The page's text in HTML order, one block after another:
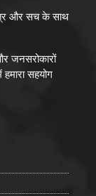
और सच के साथ
जनसरोकारों
सहयोग